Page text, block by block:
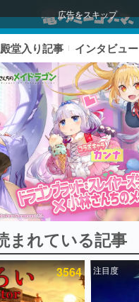
広告をスキップ
アップ
ま読まれている記事ランキング
殿堂入り記事 インタビュー
まれている記事
3564 注目度